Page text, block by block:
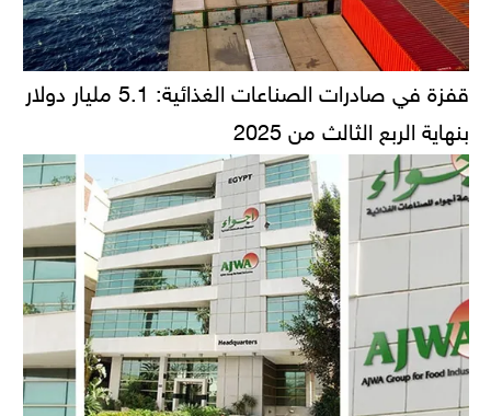
قفزة في صادرات الصناعات الغذائية: 5.1 مليار دولار
بنهاية الربع الثالث من 2025